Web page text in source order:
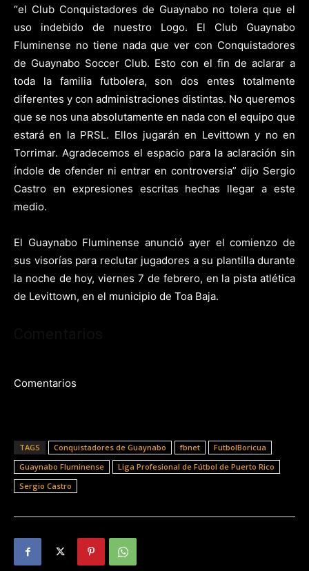
“el Club Conquistadores de Guaynabo no tolera que el
uso indebido de nuestro Logo. El Club Guaynabo
Fluminense no tiene nada que ver con Conquistadores
de Guaynabo Soccer Club. Esto con el fin de aclarar a
toda la familia futbolera, son dos entes totalmente
diferentes y con administraciones distintas. No queremos
que se nos una absolutamente en nada con el equipo que
estará en la PRSL. Ellos jugarán en Levittown y no en
Torrimar. Agradecemos el espacio para la aclaración sin
índole de ofender ni entrar en controversia” dijo Sergio
Castro en expresiones escritas hechas llegar a este
medio.
El Guaynabo Fluminense anunció ayer el comienzo de
sus visorías para reclutar jugadores a su plantilla durante
la noche de hoy, viernes 7 de febrero, en la pista atlética
de Levittown, en el municipio de Toa Baja.
Comentarios
TAGS Conquistadores de Guaynabo fbnet
FutbolBoricua
Guaynabo Fluminense
Liga Profesional de Fútbol de Puerto Rico
Sergio Castro